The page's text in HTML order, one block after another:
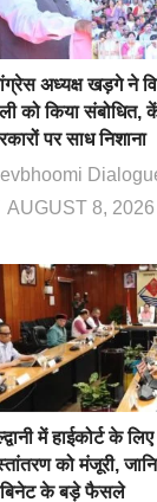
अध्यक्ष खड़गे ने
को किया संबोधित,
पर साध निशाना
AUGUST 8, 2026
में हाईकोर्ट के
को मंजूरी,
के बड़े फैसले